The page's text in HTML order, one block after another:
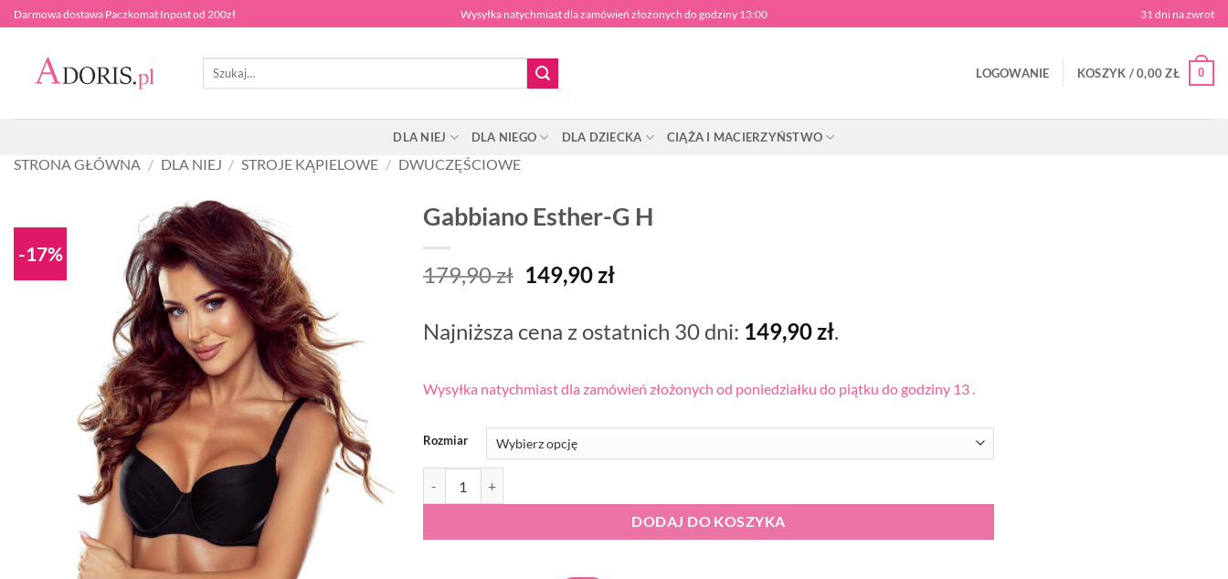
Przewiń
do
zawartości
Darmowa dostawa Paczkomat Inpost od 200zł Wysyłka natychmiast dla zamówień złożonych do godziny 13:00 31 dni na zwrot
Szukaj:
LOGOWANIE KOSZYK /0,00ZŁ 0
DLA NIEJ DLA NIEGO DLA DZIECKA CIĄŻA I MACIERZYŃSTWO
STRONA GŁÓWNA / DLA NIEJ / STROJE KĄPIELOWE / DWUCZĘŚCIOWE
-17%
Gabbiano Esther-G H
179,90zł Pierwotna
cena
179,90 zł.
149,90złAktualna
wynosi:
149,90 zł.
Najniższa cena z ostatnich 30 dni: 149,90zł.
Wysyłka natychmiast dla zamówień złożonych od poniedziałku do piątku do godziny 13 .
Rozmiar
DODAJ DO KOSZYKA